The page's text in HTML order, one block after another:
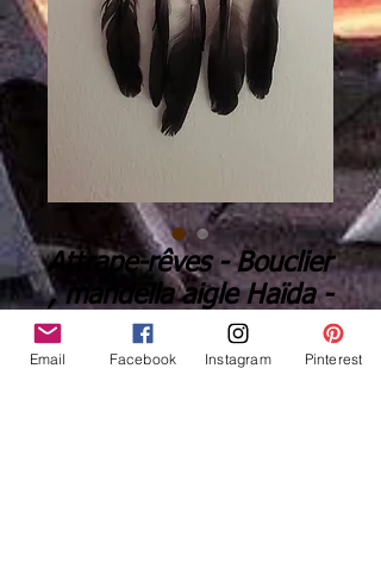
Attrape-rêves - Bouclier
, mandella aigle Haïda -
Ref: DC 220101
€37.00Price
Email Facebook Instagram Pinterest